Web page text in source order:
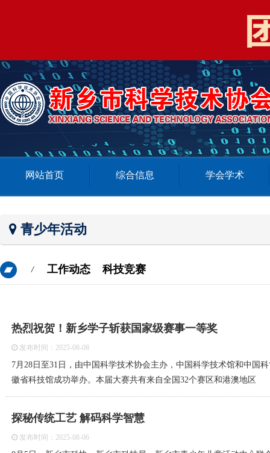
网站首页 综合信息 学会学术
青少年活动
/ 工作动态 科技竞赛
热烈祝贺！新乡学子斩获国家级赛事一等奖
发布时间：2025-08-08
7月28日至31日，由中国科学技术协会主办，中国科学技术馆和中国
徽省科技馆成功举办。本届大赛共有来自全国32个赛区和港澳地区
探秘传统工艺 解码科学智慧
发布时间：2025-08-06